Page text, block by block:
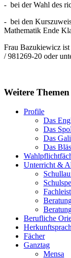
- bei der Wahl des
- bei den
Mathematik Ende
Frau Bazukiewicz
/ 981269-20 oder
Weitere Themen
Profile
Das
Das
Das
Das
Unterricht &
Berufliche
Fächer
Ganztag
Mensa